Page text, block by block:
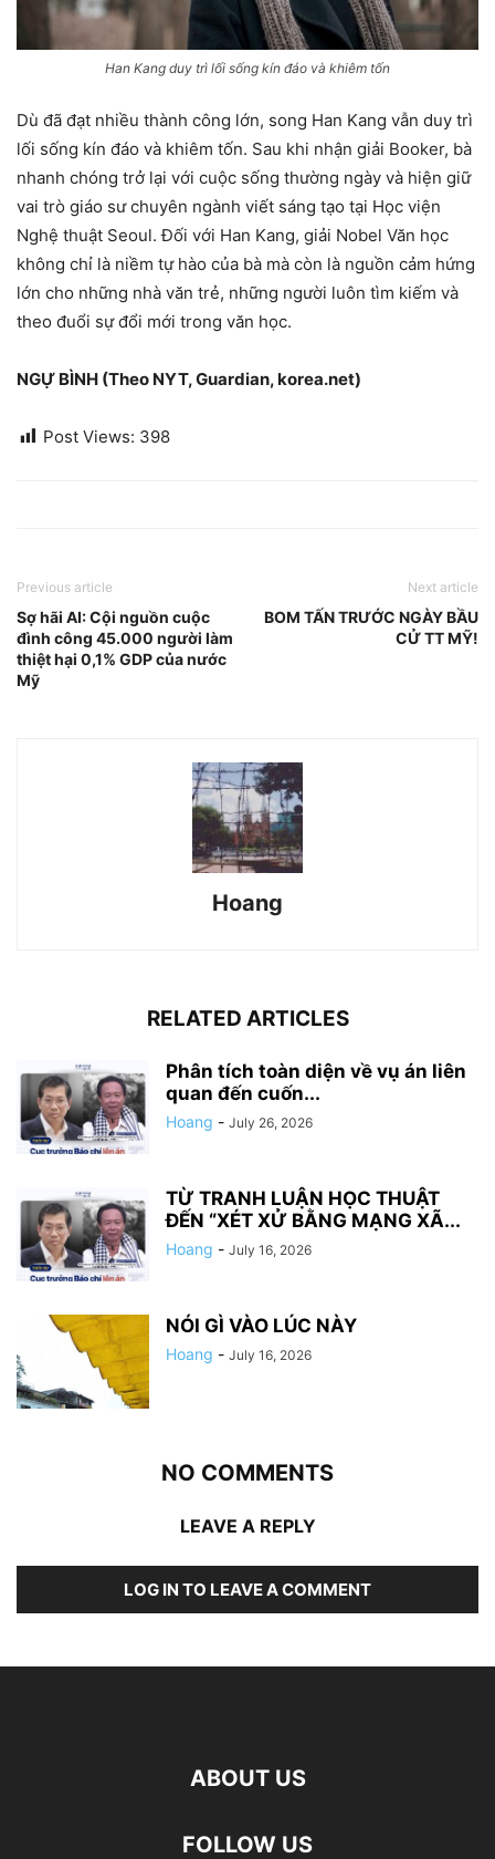
Han Kang duy trì lối sống kín đáo và khiêm tốn
Dù đã đạt nhiều thành công lớn, song Han Kang vẫn duy trì
lối sống kín đáo và khiêm tốn. Sau khi nhận giải Booker, bà
nhanh chóng trở lại với cuộc sống thường ngày và hiện giữ
vai trò giáo sư chuyên ngành viết sáng tạo tại Học viện
Nghệ thuật Seoul. Đối với Han Kang, giải Nobel Văn học
không chỉ là niềm tự hào của bà mà còn là nguồn cảm hứng
lớn cho những nhà văn trẻ, những người luôn tìm kiếm và
theo đuổi sự đổi mới trong văn học.
NGỰ BÌNH (Theo NYT, Guardian, korea.net)
Post Views: 398
Previous article
Sợ hãi AI: Cội nguồn cuộc
đình công 45.000 người làm
thiệt hại 0,1% GDP của nước
Mỹ
Next article
BOM TẤN TRƯỚC NGÀY BẦU
CỬ TT MỸ!
Hoang
RELATED ARTICLES
Phân tích toàn diện về vụ án liên
quan đến cuốn...
Hoang - July 26, 2026
TỪ TRANH LUẬN HỌC THUẬT
ĐẾN “XÉT XỬ BẰNG MẠNG XÃ...
Hoang - July 16, 2026
NÓI GÌ VÀO LÚC NÀY
Hoang - July 16, 2026
NO COMMENTS
LEAVE A REPLY
LOG IN TO LEAVE A COMMENT
ABOUT US
FOLLOW US